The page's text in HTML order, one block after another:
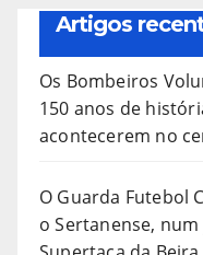
Artigos
Os Bombeiros
150 anos de
acontecerem no
O Guarda Futebol
o Sertanense,